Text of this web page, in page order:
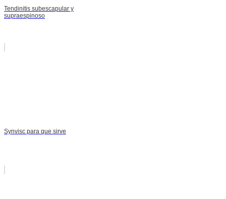
Tendinitis subescapular y
supraespinoso
Synvisc para que sirve